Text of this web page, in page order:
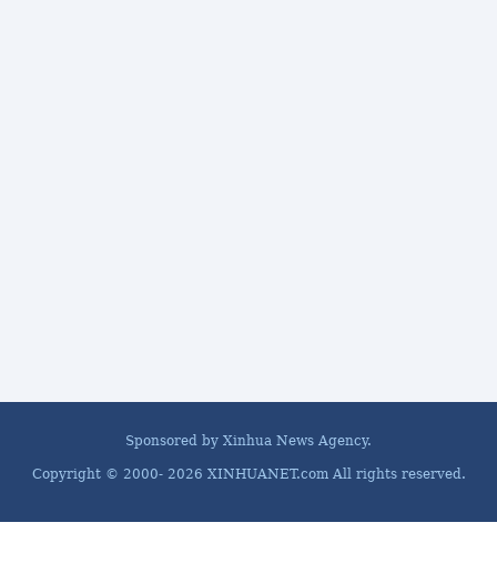
Sponsored by Xinhua News Agency.
Copyright © 2000- 2026 XINHUANET.com All rights reserved.